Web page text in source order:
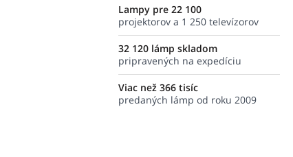
Lampy pre 22 100
projektorov a 1 250 televízorov
32 120 lámp skladom
pripravených na expedíciu
Viac než 366 tisíc
predaných lámp od roku 2009